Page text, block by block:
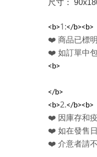
尺寸：
<b>1:</b><b>
❤️ 商品已標
❤️ 如訂單中
<b>
</b>
<b>2.</b><b>
❤️ 因庫存和
❤️ 如在發售
❤️ 介意者請